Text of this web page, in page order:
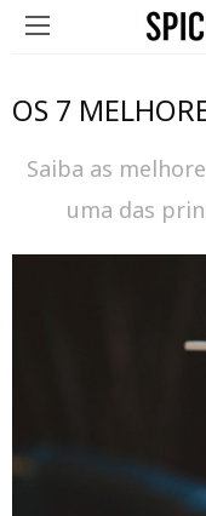
OS 7
Saiba as
uma das